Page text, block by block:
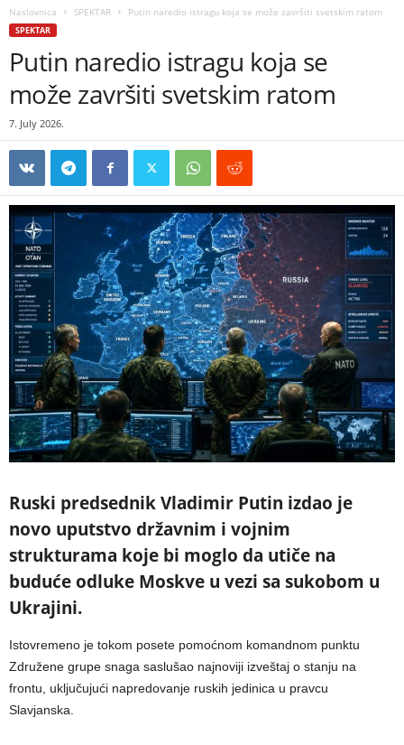
Naslovnica SPEKTAR Putin naredio istragu koja se može završiti svetskim ratom
SPEKTAR
Putin naredio istragu koja se
može završiti svetskim ratom
7. July 2026.
Ruski predsednik Vladimir Putin izdao je
novo uputstvo državnim i vojnim
strukturama koje bi moglo da utiče na
buduće odluke Moskve u vezi sa sukobom u
Ukrajini.
Istovremeno je tokom posete pomoćnom komandnom punktu
Združene grupe snaga saslušao najnoviji izveštaj o stanju na
frontu, uključujući napredovanje ruskih jedinica u pravcu
Slavjanska.